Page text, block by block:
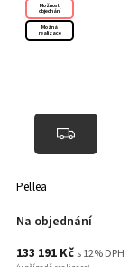
Možnost
objednání
Možná
realizace
Pellea
Na objednání
133 191 Kč s 12% DPH